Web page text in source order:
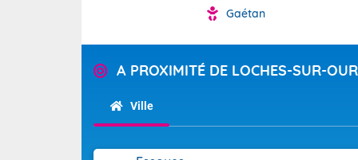
Pour la
Tendance
Gaétan
A PROXIMITÉ DE LOCHES-SUR-
Ville
Lille : 25/15
Demain
Très